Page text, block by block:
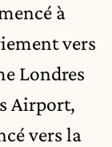
à
vers
Londres
Airport,
vers la